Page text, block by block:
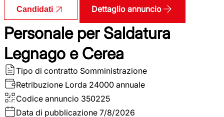
Candidati Dettaglio annuncio
Personale per Saldatura
Legnago e Cerea
Tipo di contratto Somministrazione
Retribuzione Lorda 24000 annuale
Codice annuncio 350225
Data di pubblicazione 7/8/2026